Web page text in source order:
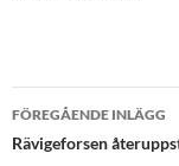
FÖREGÅENDE INLÄGG
Rävigeforsen